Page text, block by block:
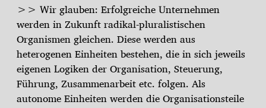
>> Wir glauben: Erfolgreiche Unternehmen
werden in Zukunft radikal-pluralistischen
Organismen gleichen. Diese werden aus
heterogenen Einheiten bestehen, die in sich jeweils
eigenen Logiken der Organisation, Steuerung,
Führung, Zusammenarbeit etc. folgen. Als
autonome Einheiten werden die Organisationsteile